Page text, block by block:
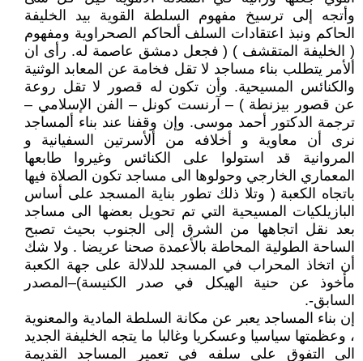
وأتجه إلى ترسيخ مفهوم السلطة القوية بيد الخليفة
الحاكم ونبذ اعتقادات السلف ألحاكم الصحراوية ومفهوم
( الخليفة المتقشف ) ( فجعل دمشق عاصمة له. رأى ان
ألأمر يتطلب بناء مساجد لا تقل فخامة عن المعابد الوثنية
والكنائس المسيحية. وأن تكون له قصور لا تقل روعة
عن قصور بيزنطة ) – آرنست كونل – الفن الإسلامي –
ترجمة الدكتور أحمد موسى. وإن وقفنا عند بناء ألمساجد
نرى أن معاوية و أخلافه من ألأسرتين السفيانية و
المروانية قد استولوا على الكنائس وغيروا طابعها
المعماري الخارجي وحولوها الى مساجد تكون الصلاة فيها
باتجاه الكعبة ( وتلا ذلك تطور بناية المسجد على أساس
البازيلكيات المسيحية التي تم تحويل بعضها الى مساجد
بعد نقل اتجاهها من الشرق إلى الجنوب بحيث تصبح
الساحة الطولية المحاطة بالأعمدة صحنا عريضا . ولا شك
أن اتخاذ المحراب في المسجد للدلالة على جهة الكعبة
مأخوذ عن حنية الهيكل في صدر الكنيسة)–المصدر
السابق-.
إن بناء المساجد يعبر عن مكانة السلطة المادية والمعنوية
، وعظمتها سياسيا وعسكريا وغالبا ما يتجه الخليفة الجديد
الى التفوق على سلفه في تعمير المساجد القديمة